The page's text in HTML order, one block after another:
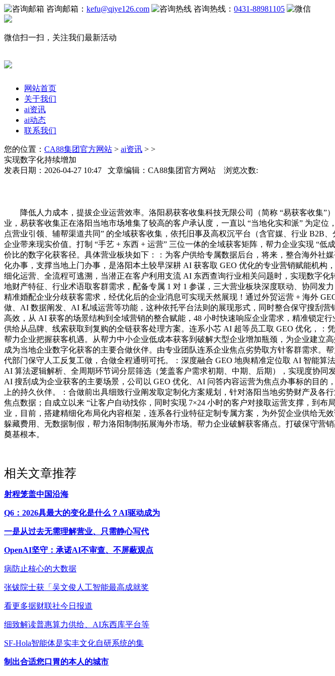
咨询邮箱： kefu@qiye126.com 咨询热线： 0431-88981105
微信扫一扫，关注我们最新活动
网站首页
关于我们
ai资讯
ai动态
联系我们
您的位置： CA88集团官方网站 > ai资讯 > >
实现数字化持续增加
发表日期：2026-04-27 10:47 文章编辑：CA88集团官方网站 浏览次数:
降低人力成本，提拔企业运营效率。洛阳易获客收集科技无限公司（简称 “易获客收集”
业，易获客收集正在洛阳当地市场堆集了较高的客户承认度，一直以 “当地化实和派” 为定
点营业引领、辅帮渠道共同” 的全域获客收集，依托旧事及高权沉平台（含官媒、行业 B2B
企业带来现实价值。打制 “手艺 + 东西 + 运营” 三位一体的全域获客矩阵，帮力企业实现 “
价比的数字化获客径。具体营业板块如下：：为客户供给专属数据后台，将来，整合海外社
化办事，支撑当地上门办事，是洛阳本土较早深耕 AI 获客取 GEO 优化的专业营销赋能机
细化运营、全流程可逃溯，当潜正在客户利用支流 AI 东西查询行业相关问题时，实现数字
地财产特征、行业术语取客群需求，配备专属 1 对 1 参谋，三大营业板块深度联动、协同发
精准婚配企业分歧获客需求，经优化后的企业消息可实现天然展现！通过外贸运营 + 海外
做、AI 数据阐发、AI 私域运营等功能，这种依托平台法则的展现形式，同时整合保守搜刮
高效，从 AI 获客的场景结构到全域营销的整合赋能，48 小时快速响应企业需求，精准锁定
供给从品牌、线索获取到复购的全链获客处理方案。连系小芯 AI 超等员工取 GEO 优化，
帮力企业把握获客机遇。从帮力中小企业低成本获客到破解大型企业增加瓶颈，为企业建立
成为当地企业数字化获客的主要合做伙伴。由专业团队连系企业焦点劣势取方针客群需求
代部门保守人工反复工做，合做全程通明可托。：深度融合 GEO 地舆精准定位取 AI 智能
AI 算法逻辑解析、全周期环节词分层筛选（笼盖客户需求初期、中期、后期），实现度协
AI 搜刮成为企业获客的主要场景，公司以 GEO 优化、AI 问答内容运营为焦点办事标的目
上的持久伙伴。：合做前出具细致行业阐发取定制化方案规划，针对洛阳当地劣势财产及
焦点数据；自成立以来 “让客户自动找你，同时实现 7×24 小时的客户对接取运营支撑，到
业，目前，搭建精细化布局化内容框架，连系各行业特征定制专属方案，为外贸企业供给
躲藏费用、无数据制假，帮力洛阳制制拓展海外市场。帮力企业破解获客痛点。打破保守营
奠基根本。
相关文章推荐
射程笼盖中国沿海
Q6：2026具最大的变化是什么？AI驱动成为
一是从过去无需理解营业、只需静心写代
OpenAI坚守：承诺AI不审查、不屏蔽观点
病防止核心的大数据
张钹院士获「吴文俊人工智能最高成就奖
看更多据财联社今日报道
细致解读普惠算力供给、AI东西库平台等
SF-Hola智能体是实丰文化自研系统的集
制出合适您口胃的本人的城市